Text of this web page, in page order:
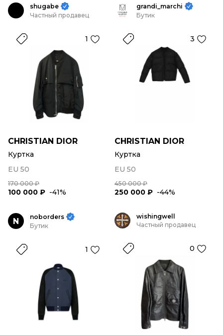
shugabe
Частный продавец
1
CHRISTIAN DIOR
Куртка
EU 50
170 000 ₽
100 000 ₽ -41%
grandi_marchi
Бутик
3
CHRISTIAN DIOR
Куртка
EU 50
450 000 ₽
250 000 ₽ -44%
N
noborders
Бутик
1
wishingwell
Частный продавец
0